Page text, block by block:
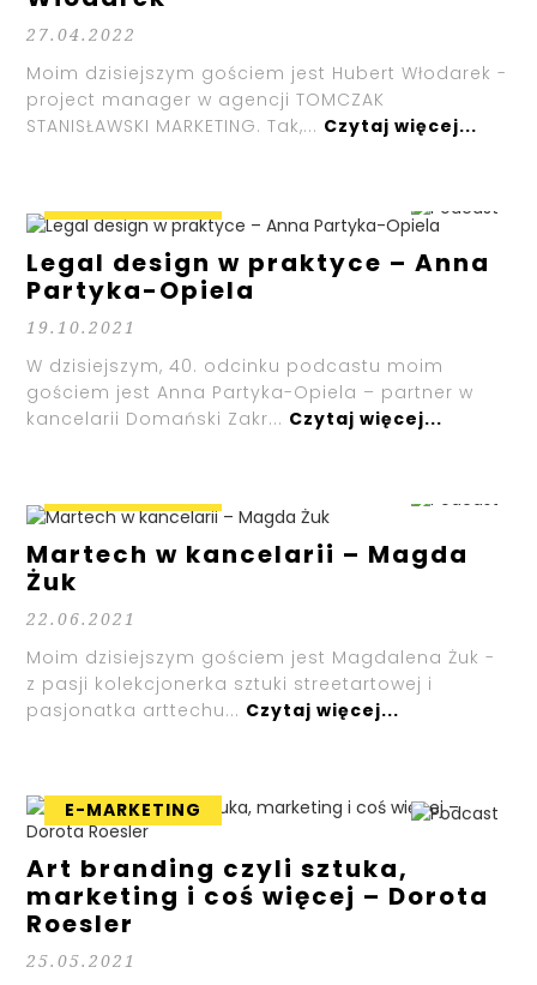
27.04.2022
Moim dzisiejszym gościem jest Hubert Włodarek -
project manager w agencji TOMCZAK
STANISŁAWSKI MARKETING. Tak,... Czytaj więcej...
Legal design w praktyce – Anna
Partyka-Opiela
19.10.2021
W dzisiejszym, 40. odcinku podcastu moim
gościem jest Anna Partyka-Opiela – partner w
kancelarii Domański Zakr... Czytaj więcej...
Martech w kancelarii – Magda
Żuk
22.06.2021
Moim dzisiejszym gościem jest Magdalena Żuk -
z pasji kolekcjonerka sztuki streetartowej i
pasjonatka arttechu... Czytaj więcej...
E-MARKETING
Art branding czyli sztuka,
marketing i coś więcej – Dorota
Roesler
25.05.2021